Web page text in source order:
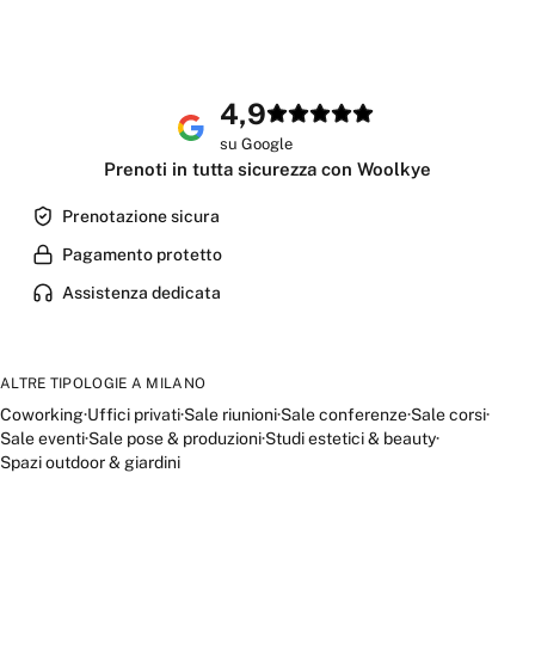
4,9
su Google
Prenoti in tutta sicurezza con Woolkye
Prenotazione sicura
Pagamento protetto
Assistenza dedicata
ALTRE TIPOLOGIE A MILANO
Coworking·Uffici privati·Sale riunioni·Sale conferenze·Sale corsi·
Sale eventi·Sale pose & produzioni·Studi estetici & beauty·
Spazi outdoor & giardini